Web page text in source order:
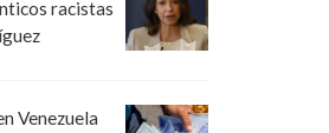
racistas
Venezuela